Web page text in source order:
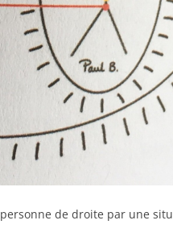
de droite par une